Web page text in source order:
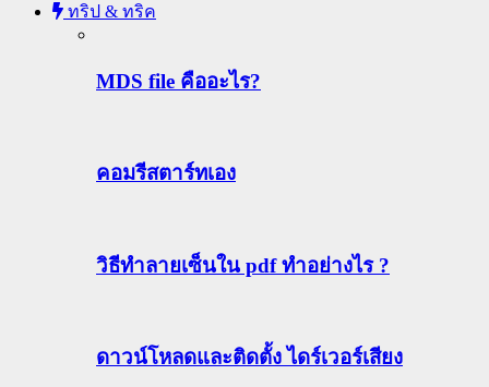
ทริป & ทริค
MDS file คืออะไร?
คอมรีสตาร์ทเอง
วิธีทําลายเซ็นใน pdf ทำอย่างไร ?
ดาวน์โหลดและติดตั้ง ไดร์เวอร์เสียง